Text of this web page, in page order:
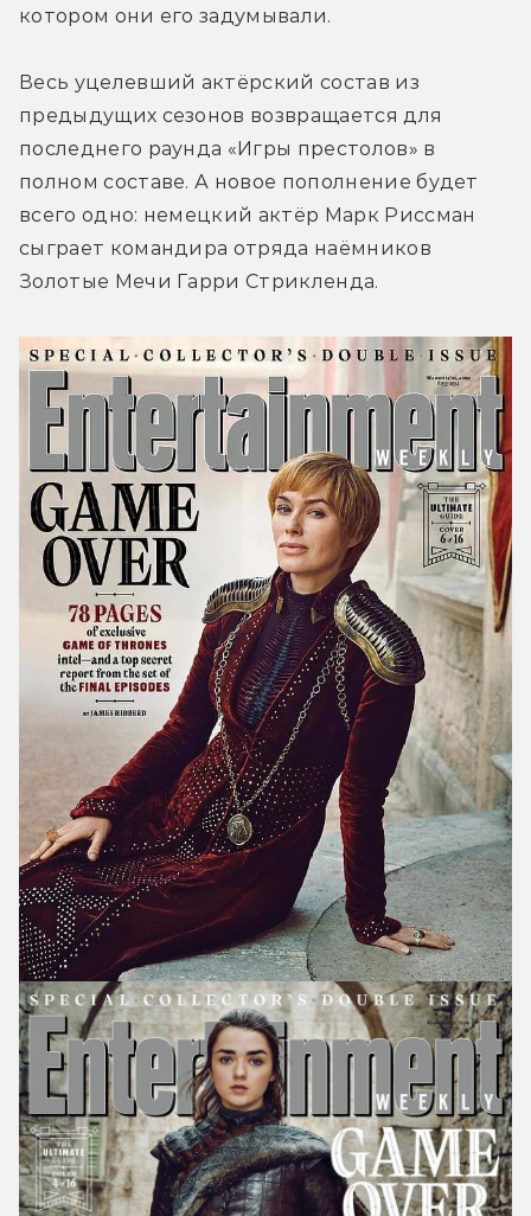
котором они его задумывали.
Весь уцелевший актёрский состав из
предыдущих сезонов возвращается для
последнего раунда «Игры престолов» в
полном составе. А новое пополнение будет
всего одно: немецкий актёр Марк Риссман
сыграет командира отряда наёмников
Золотые Мечи Гарри Стрикленда.